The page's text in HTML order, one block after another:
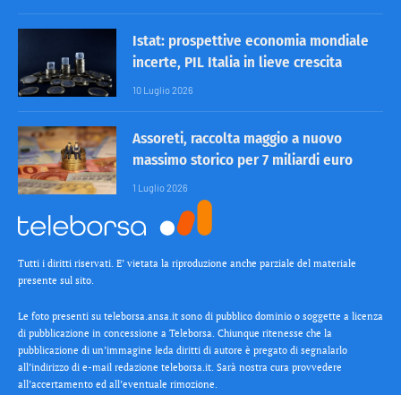
Istat: prospettive economia mondiale
incerte, PIL Italia in lieve crescita
10 Luglio 2026
Assoreti, raccolta maggio a nuovo
massimo storico per 7 miliardi euro
1 Luglio 2026
Tutti i diritti riservati. E’ vietata la riproduzione anche parziale del materiale
presente sul sito.
Le foto presenti su teleborsa.ansa.it sono di pubblico dominio o soggette a licenza
di pubblicazione in concessione a Teleborsa. Chiunque ritenesse che la
pubblicazione di un’immagine leda diritti di autore è pregato di segnalarlo
all’indirizzo di e-mail redazione teleborsa.it. Sarà nostra cura provvedere
all’accertamento ed all’eventuale rimozione.